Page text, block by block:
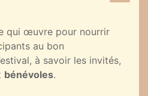
qui œuvre pour nourrir
au bon
à savoir les invités,
bénévoles.